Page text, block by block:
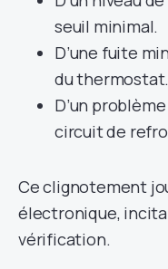
seuil minimal.
D’une fuite
du thermostat.
D’un
circuit de
Ce clignotement
électronique,
vérification.